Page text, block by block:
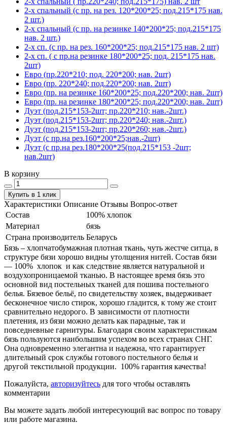
2-х спальный (с пр. на рез. 120*200*25; под.215*175 нав.
2 шт.)
2-х спальный (с пр. на резинке 140*200*25; под.215*175
нав. 2 шт.)
2-х сп. (с пр. на рез. 160*200*25; под.215*175 нав. 2 шт)
2-х сп. ( с пр.на резинке 180*200*25; под. 215*175 нав.
2шт)
Евро (пр.220*210; под. 220*200; нав. 2шт)
Евро (пр. 220*240; под.220*200; нав. 2шт)
Евро (пр. на резинке 160*200*25; под.220*200; нав. 2шт)
Евро (пр. на резинке 180*200*25; под.220*200; нав. 2шт)
Дуэт (под.215*153-2шт; пр.220*210; нав.-2шт.)
Дуэт (под.215*153-2шт; пр.220*240; нав.-2шт.)
Дуэт (под.215*153-2шт; пр.220*260; нав.-2шт.)
Дуэт (с пр.на рез.160*200*25;нав.-2шт)
Дуэт (с пр.на рез.180*200*25(под.215*153 -2шт;
нав.2шт)
В корзину
Купить в 1 клик
Характеристики Описание Отзывы Вопрос-ответ
Состав
100% хлопок
Материал
бязь
Страна производитель Беларусь
Бязь – хлопчатобумажная плотная ткань, чуть жестче ситца, в
структуре бязи хорошо видны утолщения нитей. Состав бязи
― 100% хлопок и как следствие является натуральной и
воздухопроницаемой тканью. В настоящее время бязь это
основной вид постельных тканей для пошива постельного
белья. Бязевое бельё, по свидетельству хозяек, выдерживает
бесконечное число стирок, хорошо гладится, к тому же стоит
сравнительно недорого. В зависимости от плотности
плетения, из бязи можно делать как парадные, так и
повседневные гарнитуры. Благодаря своим характеристикам
бязь пользуются наибольшим успехом во всех странах СНГ.
Она одновременно элегантна и надежна, что гарантирует
длительный срок службы готового постельного белья и
другой текстильной продукции. 100% гарантия качества!
Пожалуйста, авторизуйтесь для того чтобы оставлять
комментарии
Вы можете задать любой интересующий вас вопрос по товару
или работе магазина.